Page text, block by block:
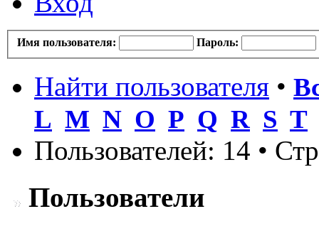
Имя пользователя: Пароль:
Найти пользователя •
L M N O P Q R S T
Пользователей: 14 •
Пользователи